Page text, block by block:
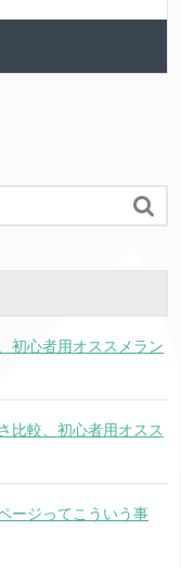

初心者用オススメラン
比較、初心者用オスス
ージってこういう事